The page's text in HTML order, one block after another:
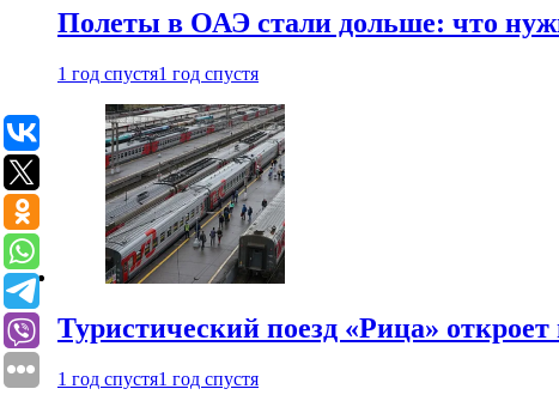
Полеты в ОАЭ стали дольше: что
1 год спустя1 год спустя
Туристический поезд «Рица»
1 год спустя1 год спустя